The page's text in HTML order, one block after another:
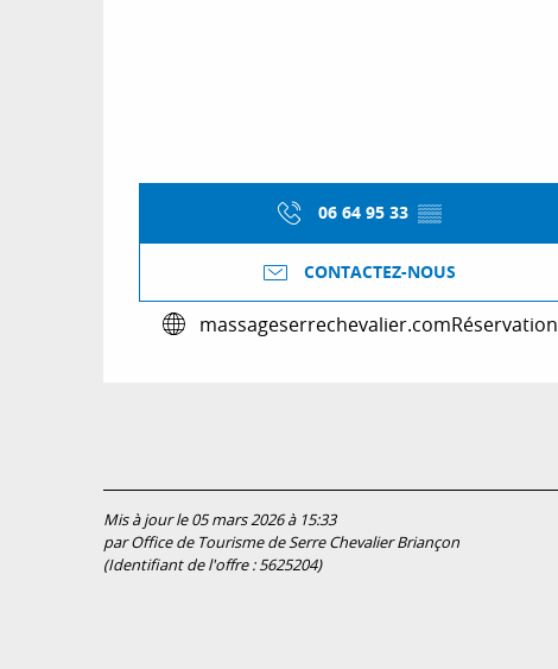
06 64 95 33 ▒▒
CONTACTEZ-NOUS
massageserrechevalier.comRéservation
Mis à jour le 05 mars 2026 à 15:33
par Office de Tourisme de Serre Chevalier Briançon
(Identifiant de l'offre :5625204)